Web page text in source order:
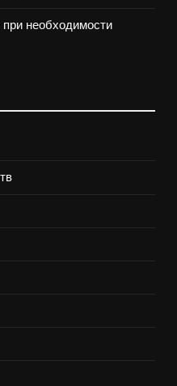
необходимости